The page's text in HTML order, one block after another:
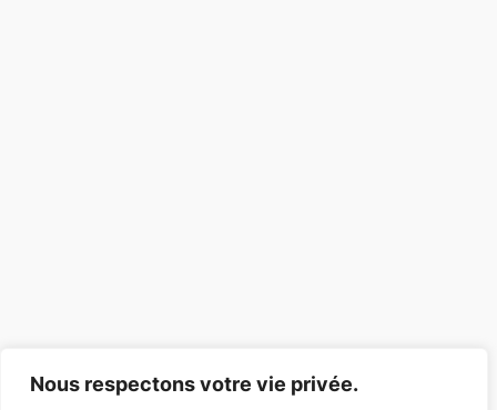
Nous respectons votre vie privée.